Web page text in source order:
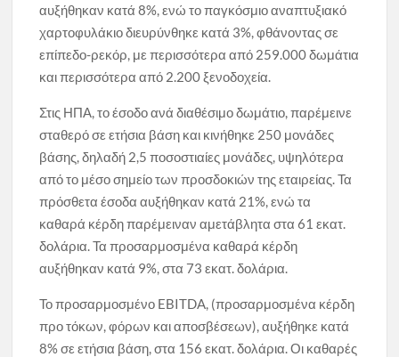
αυξήθηκαν κατά 8%, ενώ το παγκόσμιο αναπτυξιακό
χαρτοφυλάκιο διευρύνθηκε κατά 3%, φθάνοντας σε
επίπεδο-ρεκόρ, με περισσότερα από 259.000 δωμάτια
και περισσότερα από 2.200 ξενοδοχεία.
Στις ΗΠΑ, το έσοδο ανά διαθέσιμο δωμάτιο, παρέμεινε
σταθερό σε ετήσια βάση και κινήθηκε 250 μονάδες
βάσης, δηλαδή 2,5 ποσοστιαίες μονάδες, υψηλότερα
από το μέσο σημείο των προσδοκιών της εταιρείας. Τα
πρόσθετα έσοδα αυξήθηκαν κατά 21%, ενώ τα
καθαρά κέρδη παρέμειναν αμετάβλητα στα 61 εκατ.
δολάρια. Τα προσαρμοσμένα καθαρά κέρδη
αυξήθηκαν κατά 9%, στα 73 εκατ. δολάρια.
Το προσαρμοσμένο EBITDA, (προσαρμοσμένα κέρδη
προ τόκων, φόρων και αποσβέσεων), αυξήθηκε κατά
8% σε ετήσια βάση, στα 156 εκατ. δολάρια. Οι καθαρές